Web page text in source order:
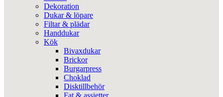
Dekoration
Dukar & löpare
Filtar & plädar
Handdukar
Kök
Bivaxdukar
Brickor
Burgarpress
Choklad
Disktillbehör
Fat & assietter